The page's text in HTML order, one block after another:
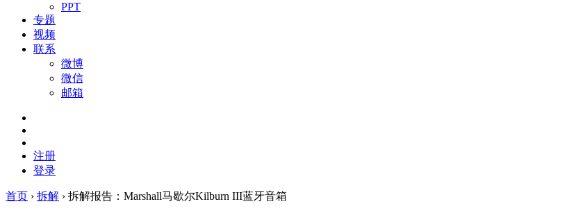
PPT
专题
视频
联系
微博
微信
邮箱
注册
登录
首页 › 拆解 › 拆解报告：Marshall马歇尔Kilburn III蓝牙音箱